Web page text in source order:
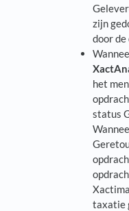
zijn
door
het
status
taxatie